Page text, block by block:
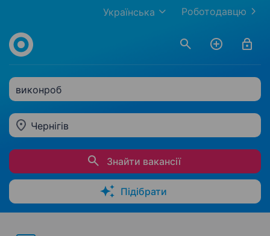
Роботодавцю
Українська
виконроб
Чернігів
Знайти вакансії
Підібрати